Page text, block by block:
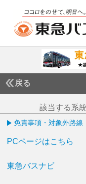
戻る
該当する系
免責事項・対象外路線
PCページはこちら
東急バスナビ